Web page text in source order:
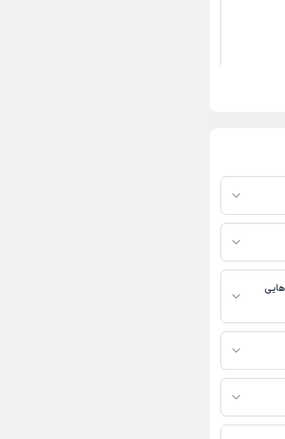
کردی از
نوبت مطب از دکترتو
کاربر آزاد
همونی که
بودن من
دکترتو
صورت فعال بودن
تماس، برنامه
پزشکی و
پلاستیک
فاضلی به شرح زیر